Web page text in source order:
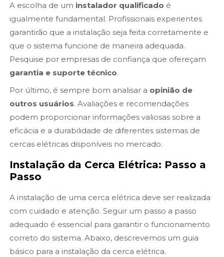
A escolha de um instalador qualificado é
igualmente fundamental. Profissionais experientes
garantirão que a instalação seja feita corretamente e
que o sistema funcione de maneira adequada.
Pesquise por empresas de confiança que ofereçam
garantia e suporte técnico.
Por último, é sempre bom analisar a opinião de
outros usuários. Avaliações e recomendações
podem proporcionar informações valiosas sobre a
eficácia e a durabilidade de diferentes sistemas de
cercas elétricas disponíveis no mercado.
Instalação da Cerca Elétrica: Passo a
Passo
A instalação de uma cerca elétrica deve ser realizada
com cuidado e atenção. Seguir um passo a passo
adequado é essencial para garantir o funcionamento
correto do sistema. Abaixo, descrevemos um guia
básico para a instalação da cerca elétrica.